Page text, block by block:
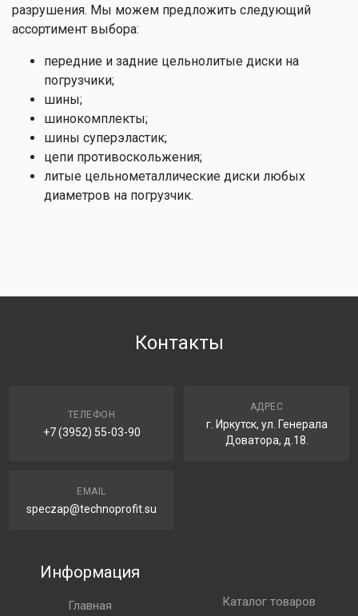
разрушения. Мы можем предложить следующий
ассортимент выбора:
передние и задние цельнолитые диски на
погрузчики;
шины;
шинокомплекты;
шины суперэластик;
цепи противоскольжения;
литые цельнометаллические диски любых
диаметров на погрузчик.
Контакты
ТЕЛЕФОН
+7 (3952) 55-03-90
АДРЕС
г. Иркутск, ул. Генерала
Доватора, д.18.
EMAIL
speczap@technoprofit.su
Информация
Главная Каталог товаров